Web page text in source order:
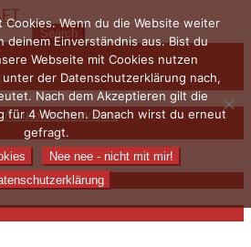
Autoreninterviews
Cookies. Wenn du die Website weiter
Einverständnis aus. Bist du
Webseite mit Cookies nutzen
der Datenschutzerklärung nach,
Nach dem Akzeptieren gilt die
für 4 Wochen. Danach wirst du erneut
gefragt.
Nee nee - nicht mit mir!